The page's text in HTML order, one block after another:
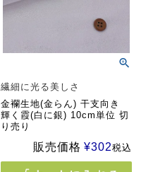
繊細に光る美しさ
金襴生地(金らん) 干支向き
輝く霞(白に銀) 10cm単位 切
り売り
販売価格 ¥302税込